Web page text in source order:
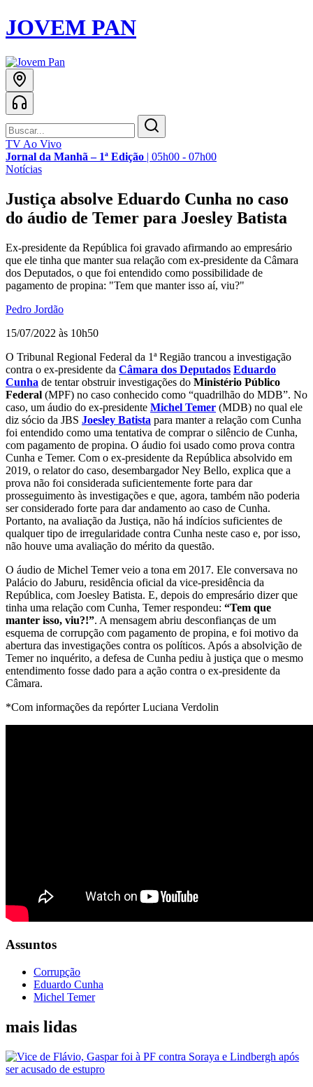
JOVEM PAN
TV Ao Vivo
Jornal da Manhã – 1ª Edição | 05h00 - 07h00
Notícias
Justiça absolve Eduardo Cunha no caso
do áudio de Temer para Joesley Batista
Ex-presidente da República foi gravado afirmando ao empresário
que ele tinha que manter sua relação com ex-presidente da Câmara
dos Deputados, o que foi entendido como possibilidade de
pagamento de propina: "Tem que manter isso aí, viu?"
Pedro Jordão
15/07/2022 às 10h50
O Tribunal Regional Federal da 1ª Região trancou a investigação
contra o ex-presidente da Câmara dos Deputados Eduardo
Cunha de tentar obstruir investigações do Ministério Público
Federal (MPF) no caso conhecido como “quadrilhão do MDB”. No
caso, um áudio do ex-presidente Michel Temer (MDB) no qual ele
diz sócio da JBS Joesley Batista para manter a relação com Cunha
foi entendido como uma tentativa de comprar o silêncio de Cunha,
com pagamento de propina. O áudio foi usado como prova contra
Cunha e Temer. Com o ex-presidente da República absolvido em
2019, o relator do caso, desembargador Ney Bello, explica que a
prova não foi considerada suficientemente forte para dar
prosseguimento às investigações e que, agora, também não poderia
ser considerado forte para dar andamento ao caso de Cunha.
Portanto, na avaliação da Justiça, não há indícios suficientes de
qualquer tipo de irregularidade contra Cunha neste caso e, por isso,
não houve uma avaliação do mérito da questão.
O áudio de Michel Temer veio a tona em 2017. Ele conversava no
Palácio do Jaburu, residência oficial da vice-presidência da
República, com Joesley Batista. E, depois do empresário dizer que
tinha uma relação com Cunha, Temer respondeu: “Tem que
manter isso, viu?!”. A mensagem abriu desconfianças de um
esquema de corrupção com pagamento de propina, e foi motivo da
abertura das investigações contra os políticos. Após a absolvição de
Temer no inquérito, a defesa de Cunha pediu à justiça que o mesmo
entendimento fosse dado para a ação contra o ex-presidente da
Câmara.
*Com informações da repórter Luciana Verdolin
Assuntos
Corrupção
Eduardo Cunha
Michel Temer
mais lidas